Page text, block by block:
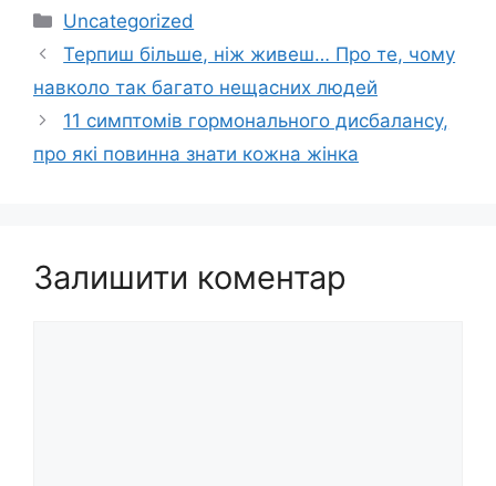
Категорії
Uncategorized
Терпиш більше, ніж живеш… Про те, чому
навколо так багато нещасних людей
11 симптомів гормонального дисбалансу,
про які повинна знати кожна жінка
Залишити коментар